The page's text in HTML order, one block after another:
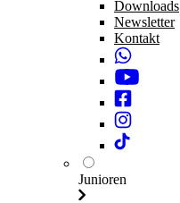
Downloads
Newsletter
Kontakt
Junioren